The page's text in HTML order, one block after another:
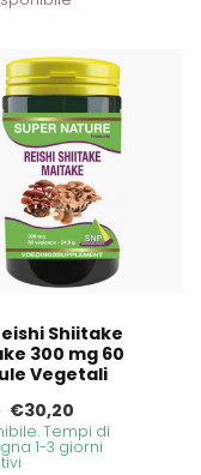
Shiitake
300 mg 60
Vegetali
€30,20
Tempi di
1-3 giorni